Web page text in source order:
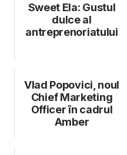
Sweet Ela: Gustul
dulce al
antreprenoriatului
Vlad Popovici, noul
Chief Marketing
Officer în cadrul
Amber